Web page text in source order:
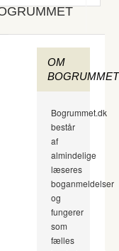
OM
BOGRUMMET
Bogrummet.dk
består
af
almindelige
læseres
boganmeldelser
og
fungerer
som
fælles